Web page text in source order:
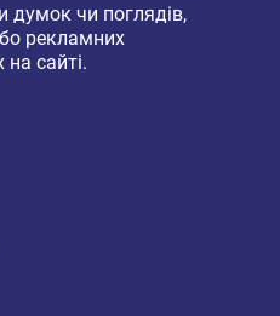
думок чи поглядів,
рекламних
сайті.